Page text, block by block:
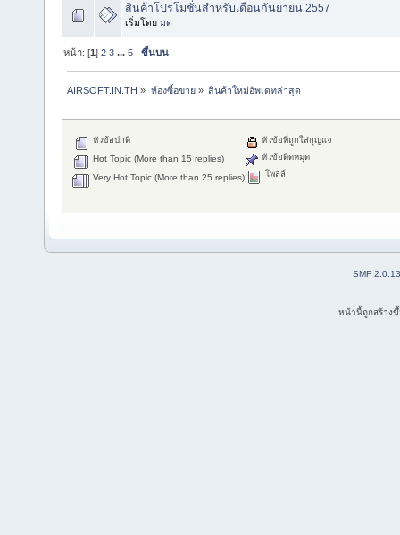
สินค้าโปรโมชั่นสำหรับเดือนกันยายน 2557
เริ่มโดย มด
หน้า: [1]2 3 ...5 ขึ้นบน
AIRSOFT.IN.TH » ห้องซื้อขาย» สินค้าใหม่อัพเดทล่าสุด
หัวข้อปกติ
Hot Topic (More than 15 replies)
Very Hot Topic (More than 25 replies)
หัวข้อที่ถูกใส่กุญแจ
หัวข้อติดหมุด
โพลล์
SMF 2.0.13
หน้านี้ถูกสร้าง